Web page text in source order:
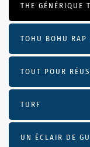
THE GÉNÉRIQUE
TOHU BOHU RAP
TOUT POUR
TURF
UN ÉCLAIR DE